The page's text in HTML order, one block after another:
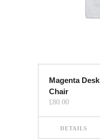
Magenta Desk
Chair
£80.00
DETAILS